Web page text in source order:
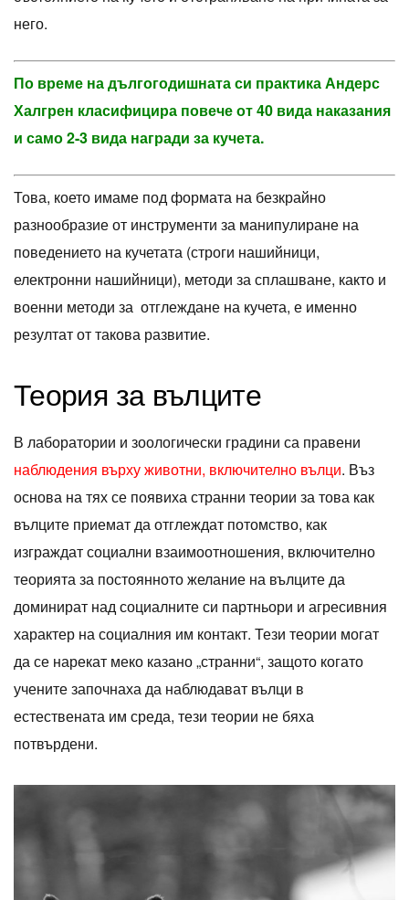
него.
По време на дългогодишната си практика Андерс
Халгрен класифицира повече от 40 вида наказания
и само 2-3 вида награди за кучета.
Това, което имаме под формата на безкрайно
разнообразие от инструменти за манипулиране на
поведението на кучетата (строги нашийници,
електронни нашийници), методи за сплашване, както и
военни методи за отглеждане на кучета, е именно
резултат от такова развитие.
Теория за вълците
В лаборатории и зоологически градини са правени
наблюдения върху животни, включително вълци. Въз
основа на тях се появиха странни теории за това как
вълците приемат да отглеждат потомство, как
изграждат социални взаимоотношения, включително
теорията за постоянното желание на вълците да
доминират над социалните си партньори и агресивния
характер на социалния им контакт. Тези теории могат
да се нарекат меко казано „странни“, защото когато
учените започнаха да наблюдават вълци в
естествената им среда, тези теории не бяха
потвърдени.